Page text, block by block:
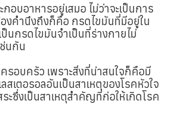
อบอาหารอยู่เสมอ ไม่ว่าจะเป็นการ
คำนึงถึงก็คือ กรดไขมันที่มีอยู่ใน
กรดไขมันจำเป็นที่ร่างกายไม่
นกัน
อบครัว เพราะสิ่งที่น่าสนใจก็คือมี
เตอรอลอันเป็นสาเหตุของโรคหัวใจ
ะซึ่งเป็นสาเหตุสำคัญที่ก่อให้เกิดโรค